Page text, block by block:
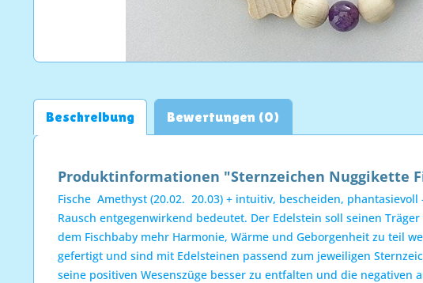
Beschreibung Bewertungen (0)
Produktinformationen "Sternzeichen Nuggikette
Fische  Amethyst (20.02.  20.03) + intuitiv, bescheiden,
Rausch entgegenwirkend bedeutet. Der Edelstein soll seinen
dem Fischbaby mehr Harmonie, Wärme und Geborgenheit zu teil
gefertigt und sind mit Edelsteinen passend zum jeweiligen
seine positiven Wesenszüge besser zu entfalten und die negativen